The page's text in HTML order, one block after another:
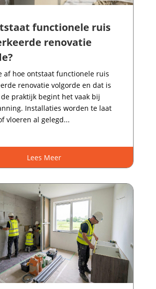
functionele ruis
renovatie
af hoe ontstaat functionele ruis
renovatie volgorde en dat is
praktijk begint het vaak bij
Installaties worden te laat
vloeren al gelegd...
Lees Meer